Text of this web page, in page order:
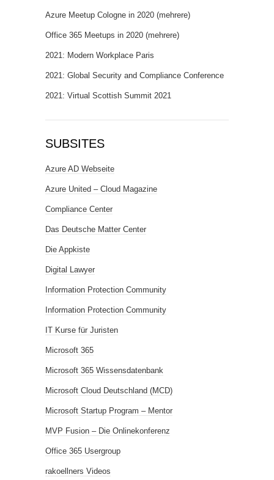
Azure Meetup Cologne in 2020 (mehrere)
Office 365 Meetups in 2020 (mehrere)
2021: Modern Workplace Paris
2021: Global Security and Compliance Conference
2021: Virtual Scottish Summit 2021
SUBSITES
Azure AD Webseite
Azure United – Cloud Magazine
Compliance Center
Das Deutsche Matter Center
Die Appkiste
Digital Lawyer
Information Protection Community
Information Protection Community
IT Kurse für Juristen
Microsoft 365
Microsoft 365 Wissensdatenbank
Microsoft Cloud Deutschland (MCD)
Microsoft Startup Program – Mentor
MVP Fusion – Die Onlinekonferenz
Office 365 Usergroup
rakoellners Videos